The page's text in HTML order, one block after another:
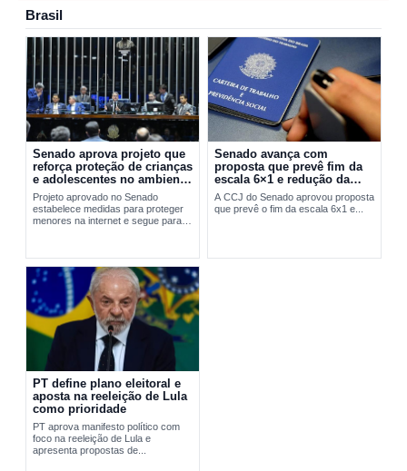
Brasil
Senado aprova projeto que
reforça proteção de crianças
e adolescentes no ambiente
digital
Projeto aprovado no Senado
estabelece medidas para proteger
menores na internet e segue para
Senado avança com
proposta que prevê fim da
escala 6×1 e redução da
jornada de trabalho
A CCJ do Senado aprovou proposta
que prevê o fim da escala 6x1 e...
PT define plano eleitoral e
aposta na reeleição de Lula
como prioridade
PT aprova manifesto político com
foco na reeleição de Lula e
apresenta propostas de...